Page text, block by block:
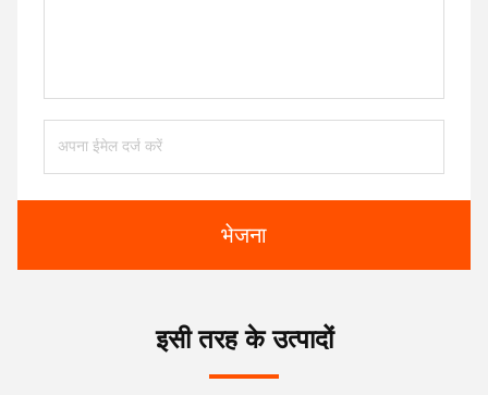
भेजना
इसी तरह के उत्पादों